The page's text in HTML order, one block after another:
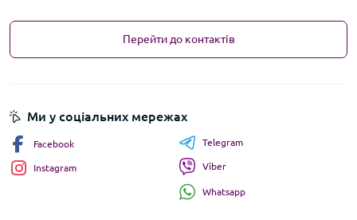
Перейти до контактів
Ми у соціальних мережах
Facebook
Instagram
Telegram
Viber
Whatsapp